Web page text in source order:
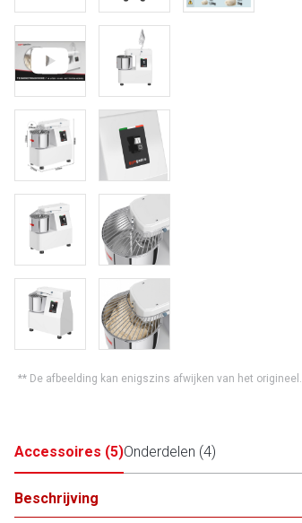
** De afbeelding kan enigszins afwijken van het origineel.
Accessoires (5)Onderdelen (4)
Beschrijving